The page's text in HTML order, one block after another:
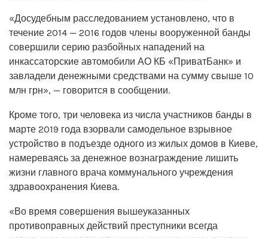
«Досудебным расследованием установлено, что в
течение 2014 — 2016 годов члены вооруженной банды
совершили серию разбойных нападений на
инкассаторские автомобили АО КБ «ПриватБанк» и
завладели денежными средствами на сумму свыше 10
млн грн», — говорится в сообщении.
Кроме того, три человека из числа участников банды в
марте 2019 года взорвали самодельное взрывное
устройство в подъезде одного из жилых домов в Киеве,
намереваясь за денежное вознаграждение лишить
жизни главного врача коммунального учреждения
здравоохранения Киева.
«Во время совершения вышеуказанных
противоправных действий преступники всегда